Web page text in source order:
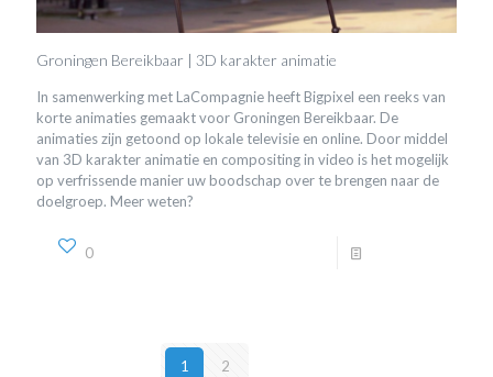
Groningen Bereikbaar | 3D karakter animatie
In samenwerking met LaCompagnie heeft Bigpixel een reeks van
korte animaties gemaakt voor Groningen Bereikbaar. De
animaties zijn getoond op lokale televisie en online. Door middel
van 3D karakter animatie en compositing in video is het mogelijk
op verfrissende manier uw boodschap over te brengen naar de
doelgroep. Meer weten?
0
1 2